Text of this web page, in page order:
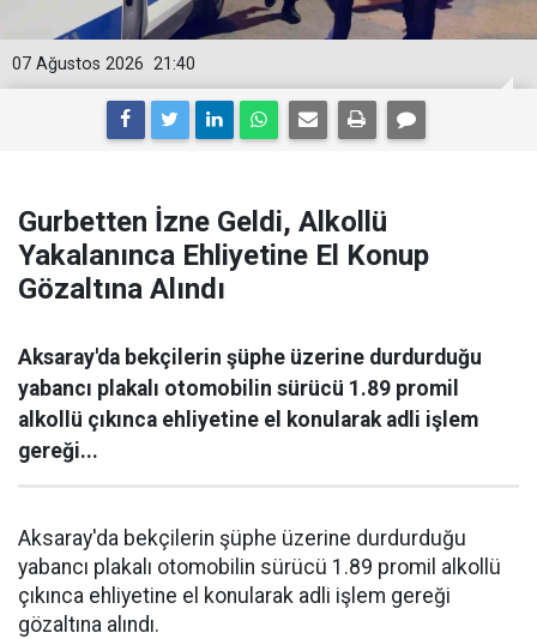
21:40
07 Ağustos 2026
Gurbetten İzne Geldi, Alkollü
Yakalanınca Ehliyetine El Konup
Gözaltına Alındı
Aksaray'da bekçilerin şüphe üzerine durdurduğu
yabancı plakalı otomobilin sürücü 1.89 promil
alkollü çıkınca ehliyetine el konularak adli işlem
gereği...
Aksaray'da bekçilerin şüphe üzerine durdurduğu
yabancı plakalı otomobilin sürücü 1.89 promil alkollü
çıkınca ehliyetine el konularak adli işlem gereği
gözaltına alındı.